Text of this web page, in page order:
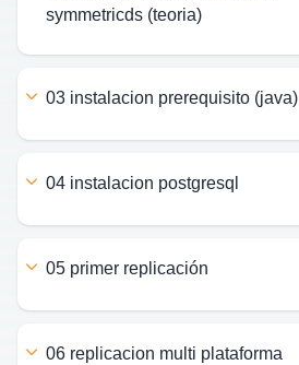
symmetricds (teoria)
03 instalacion prerequisito (java)
04 instalacion postgresql
05 primer replicación
06 replicacion multi plataforma